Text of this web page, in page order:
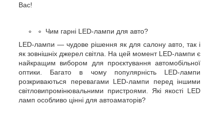
Вас!
Чим гарні LED-лампи для авто?
LED-лампи — чудове рішення як для салону авто, так і
як зовнішніх джерел світла. На цей момент LED-лампи є
найкращим вибором для проєктування автомобільної
оптики. Багато в чому популярність LED-лампи
розкриваються перевагами LED-лампи перед іншими
світловипромінювальними пристроями. Які якості LED
ламп особливо цінні для автоаматорів?